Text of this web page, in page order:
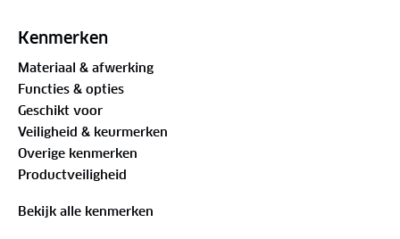
voldoen aan alle certificering binnen Europa, dat
ten opzichte van de sneeuwketting.
Waar is deze Sneeuwsokken voor bandenmaat
245/55R18 geschikt voor
De DAC-sneeuwsokken zijn het ideale hulpmiddel als
je onderweg in winterse omstandigheden terecht
komt. De sneeuwsok is zeer geschikt voor de
Kenmerken
Materiaal & afwerking
Functies & opties
Geschikt voor
Veiligheid & keurmerken
Overige kenmerken
Productveiligheid
Bekijk alle kenmerken